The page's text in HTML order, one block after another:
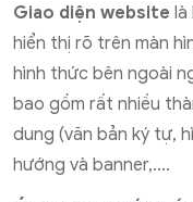
Giao diện website là
hiển thị rõ trên màn
hình thức bên ngoài
bao gồm rất nhiều
dung (văn bản ký tự,
hướng và banner,….